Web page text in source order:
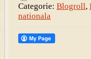
Categorie: Blogroll,
nationala